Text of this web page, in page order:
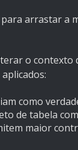
arrastar a
o
como
de tabela
maior